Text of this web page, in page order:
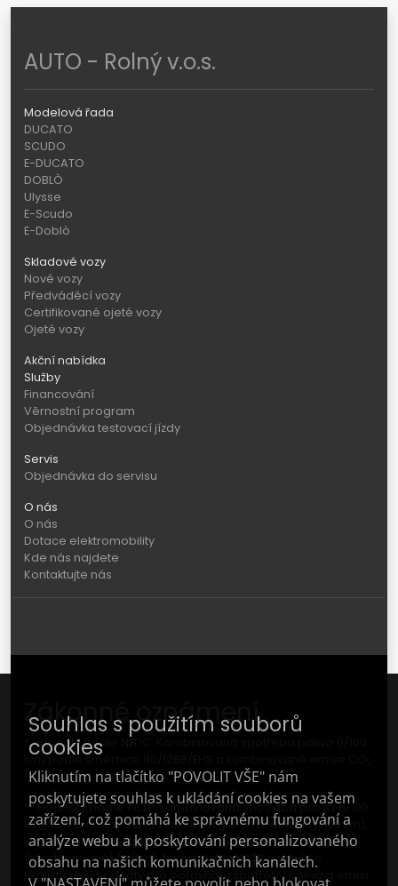
AUTO - Rolný v.o.s.
Modelová řada
DUCATO
SCUDO
E-DUCATO
DOBLÒ
Ulysse
E-Scudo
E-Doblò
Skladové vozy
Nové vozy
Předváděcí vozy
Certifikované ojeté vozy
Ojeté vozy
Akční nabídka
Služby
Financování
Věrnostní program
Objednávka testovací jízdy
Servis
Objednávka do servisu
O nás
O nás
Dotace elektromobility
Kde nás najdete
Kontaktujte nás
Zákonné oznámení
* Hodnoty podle NEDC: Kombinovaná spotřeba paliva (l/100
km) podle směrnice 80/1268/EHS a kombinované emise CO
(g/km).
** Hodnoty podle WLTP: kombinovaná spotřeba paliva (l/100
km), kombinovaná spotřeba energie (kWh elektřiny/100 km),
kombinovaný elektrický dojezd (km); Emise CO2(vážené)
(kombinované) (g/km). Nový postup WLTP poskytuje
realističtější hodnoty pro porovnání spotřeby paliva a emisí
Souhlas s použitím souborů
cookies
Kliknutím na tlačítko "POVOLIT VŠE" nám
poskytujete souhlas k ukládání cookies na vašem
zařízení, což pomáhá ke správnému fungování a
analýze webu a k poskytování personalizovaného
obsahu na našich komunikačních kanálech.